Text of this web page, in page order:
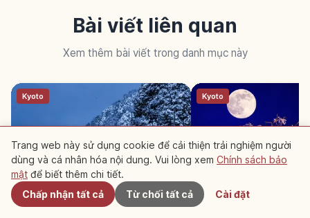
Bài viết liên quan
Xem thêm bài viết trong danh mục này
Kyoto
Làng Ine no Funaya ở Kyoto: 230
Kyoto
Công viên Maruyama
Gần đây
Trang web này sử dụng cookie để cải thiện trải nghiệm người
dùng và cá nhân hóa nội dung. Vui lòng xem Chính sách bảo
mật để biết thêm chi tiết.
Chấp nhận tất cả
Từ chối tất cả Cài đặt